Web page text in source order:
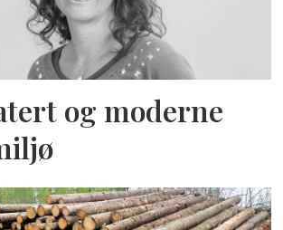
og moderne